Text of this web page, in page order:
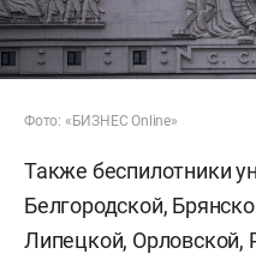
Фото: «БИЗНЕС Online»
Также беспилотники
Белгородской,
Липецкой, Орловской,